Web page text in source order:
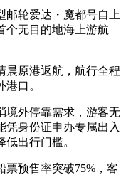
邮轮爱达・魔都号自上
个无目的地海上游航
晨原港返航，航行全程
口。
境外停靠需求，游客无
凭身份证申办专属出入
出行门槛。
票预售率突破75%，客